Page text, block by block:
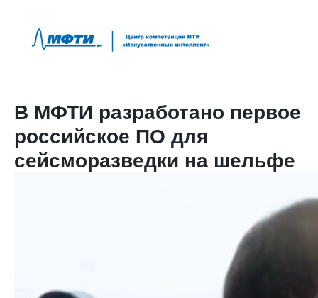
В МФТИ разработано первое
российское ПО для
сейсморазведки на шельфе